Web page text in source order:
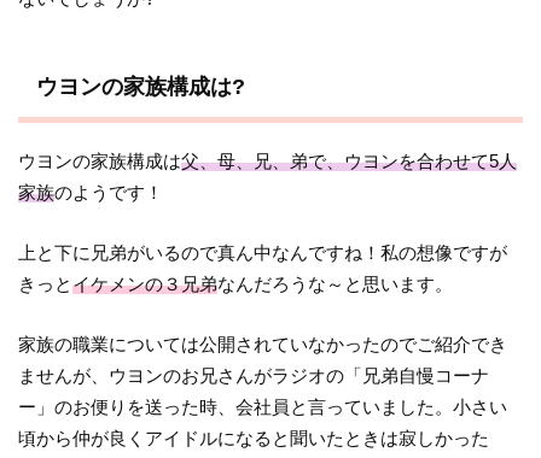
ウヨンの家族構成は?
ウヨンの家族構成は父、母、兄、弟で、ウヨンを合わせて5人
家族のようです！
上と下に兄弟がいるので真ん中なんですね！私の想像ですが
きっとイケメンの３兄弟なんだろうな～と思います。
家族の職業については公開されていなかったのでご紹介でき
ませんが、ウヨンのお兄さんがラジオの「 兄弟自慢コーナ
ー 」のお便りを送った時、会社員と言っていました。小さい
頃から仲が良くアイドルになると聞いたときは寂しかった